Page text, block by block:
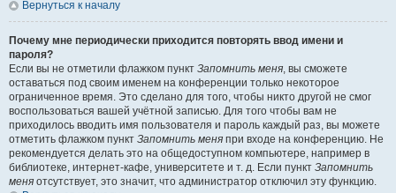
Вернуться к началу
Почему мне периодически приходится повторять ввод имени и
пароля?
Если вы не отметили флажком пункт Запомнить меня, вы сможете
оставаться под своим именем на конференции только некоторое
ограниченное время. Это сделано для того, чтобы никто другой не смог
воспользоваться вашей учётной записью. Для того чтобы вам не
приходилось вводить имя пользователя и пароль каждый раз, вы можете
отметить флажком пункт Запомнить меня при входе на конференцию. Не
рекомендуется делать это на общедоступном компьютере, например в
библиотеке, интернет-кафе, университете и т. д. Если пункт Запомнить
меня отсутствует, это значит, что администратор отключил эту функцию.